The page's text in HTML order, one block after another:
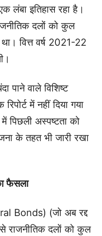
लंबा इतिहास रहा है।
दलों को कुल
वित्त वर्ष 2021-22
पाने वाले विशिष्ट
रिपोर्ट में नहीं दिया गया
पिछली अस्पष्टता को
के तहत भी जारी रखा
फैसला
Bonds) (जो अब रद्द
राजनीतिक दलों को कुल